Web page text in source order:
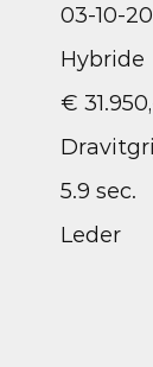
03-10-
Hybride
€
5.9 sec.
Leder